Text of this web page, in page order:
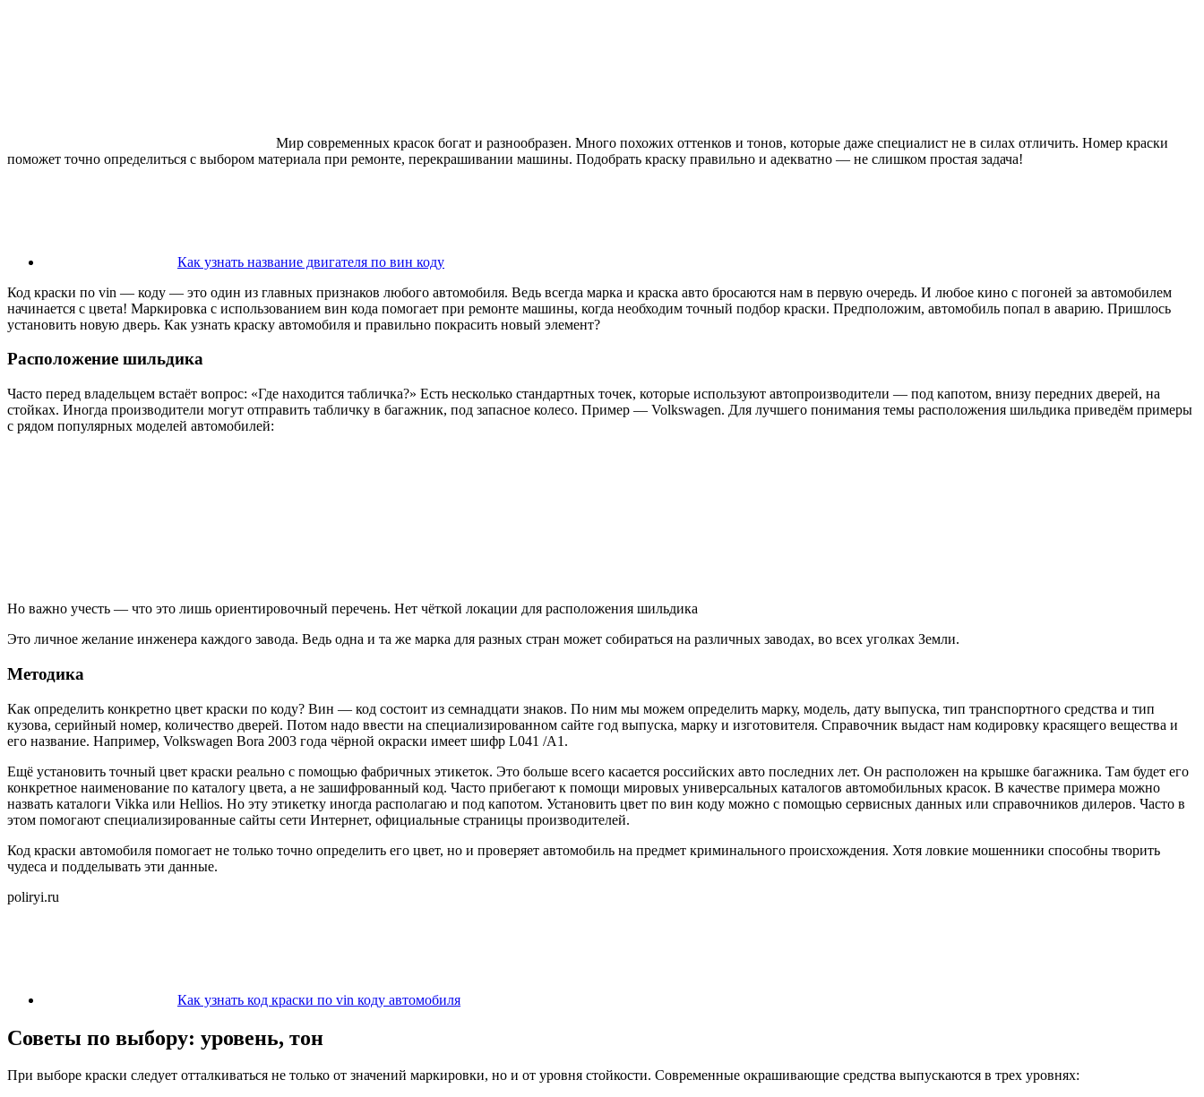
Мир современных красок богат и разнообразен. Много похожих оттенков и тонов, которые даже специалист не в силах отличить. Номер краски
поможет точно определиться с выбором материала при ремонте, перекрашивании машины. Подобрать краску правильно и адекватно — не слишком простая задача!
Как узнать название двигателя по вин коду
Код краски по vin — коду — это один из главных признаков любого автомобиля. Ведь всегда марка и краска авто бросаются нам в первую очередь. И любое кино с погоней за автомобилем
начинается с цвета! Маркировка с использованием вин кода помогает при ремонте машины, когда необходим точный подбор краски. Предположим, автомобиль попал в аварию. Пришлось
установить новую дверь. Как узнать краску автомобиля и правильно покрасить новый элемент?
Расположение шильдика
Часто перед владельцем встаёт вопрос: «Где находится табличка?» Есть несколько стандартных точек, которые используют автопроизводители — под капотом, внизу передних дверей, на
стойках. Иногда производители могут отправить табличку в багажник, под запасное колесо. Пример — Volkswagen. Для лучшего понимания темы расположения шильдика приведём примеры
с рядом популярных моделей автомобилей:
Но важно учесть — что это лишь ориентировочный перечень. Нет чёткой локации для расположения шильдика
Это личное желание инженера каждого завода. Ведь одна и та же марка для разных стран может собираться на различных заводах, во всех уголках Земли.
Методика
Как определить конкретно цвет краски по коду? Вин — код состоит из семнадцати знаков. По ним мы можем определить марку, модель, дату выпуска, тип транспортного средства и тип
кузова, серийный номер, количество дверей. Потом надо ввести на специализированном сайте год выпуска, марку и изготовителя. Справочник выдаст нам кодировку красящего вещества и
его название. Например, Volkswagen Bora 2003 года чёрной окраски имеет шифр L041 /A1.
Ещё установить точный цвет краски реально с помощью фабричных этикеток. Это больше всего касается российских авто последних лет. Он расположен на крышке багажника. Там будет его
конкретное наименование по каталогу цвета, а не зашифрованный код. Часто прибегают к помощи мировых универсальных каталогов автомобильных красок. В качестве примера можно
назвать каталоги Vikka или Hellios. Но эту этикетку иногда располагаю и под капотом. Установить цвет по вин коду можно с помощью сервисных данных или справочников дилеров. Часто в
этом помогают специализированные сайты сети Интернет, официальные страницы производителей.
Код краски автомобиля помогает не только точно определить его цвет, но и проверяет автомобиль на предмет криминального происхождения. Хотя ловкие мошенники способны творить
чудеса и подделывать эти данные.
poliryi.ru
Как узнать код краски по vin коду автомобиля
Советы по выбору: уровень, тон
При выборе краски следует отталкиваться не только от значений маркировки, но и от уровня стойкости. Современные окрашивающие средства выпускаются в трех уровнях: